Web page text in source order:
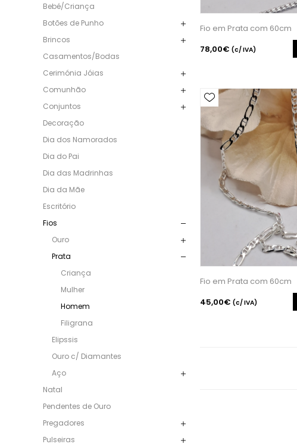
Bebé/Criança
Botões de Punho
Brincos
Casamentos/Bodas
Cerimónia Jóias
Comunhão
Conjuntos
Decoração
Dia dos Namorados
Dia do Pai
Dia das Madrinhas
Dia da Mãe
Escritório
Fios
Ouro
Prata
Criança
Mulher
Homem
Filigrana
Elipssis
Ouro c/ Diamantes
Aço
Natal
Pendentes de Ouro
Pregadores
Pulseiras
Fio em Prata com 60cm
78,00€ (c/ IVA)
Fio em Prata com 60cm
45,00€ (c/ IVA)